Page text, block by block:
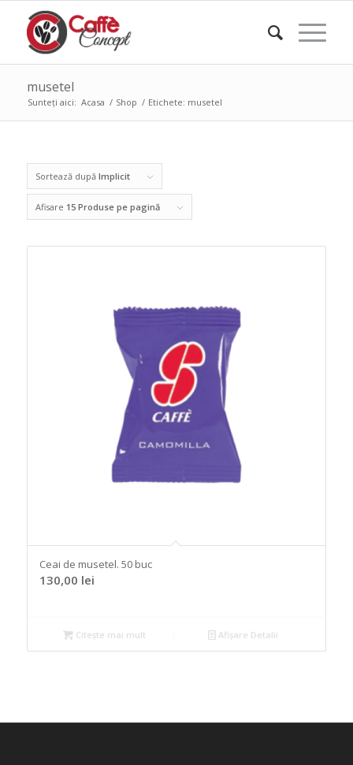
musetel
Sunteți aici: Acasa / Shop / Etichete: musetel
Sortează după Implicit
Afisare 15 Produse pe pagină
Ceai de musetel. 50 buc
130,00 lei
Citește mai mult Afișare Detalii